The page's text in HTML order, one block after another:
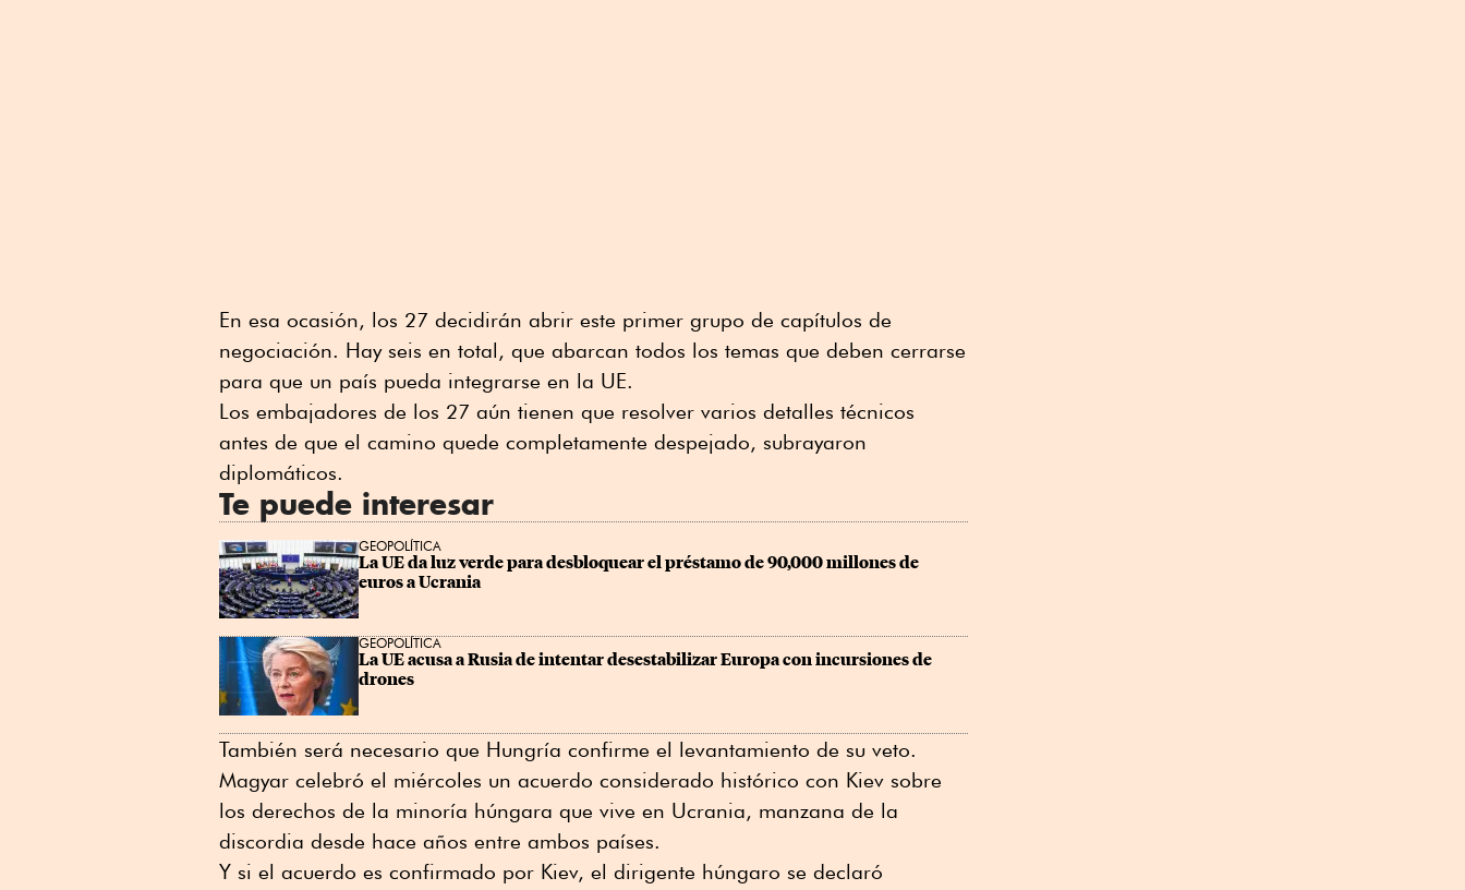
En esa ocasión, los 27 decidirán abrir este primer grupo de capítulos de
negociación. Hay seis en total, que abarcan todos los temas que deben cerrarse
para que un país pueda integrarse en la UE.
Los embajadores de los 27 aún tienen que resolver varios detalles técnicos
antes de que el camino quede completamente despejado, subrayaron
diplomáticos.
Te puede interesar
GEOPOLÍTICA
La UE da luz verde para desbloquear el préstamo de 90,000 millones de
euros a Ucrania
GEOPOLÍTICA
La UE acusa a Rusia de intentar desestabilizar Europa con incursiones de
drones
También será necesario que Hungría confirme el levantamiento de su veto.
Magyar celebró el miércoles un acuerdo considerado histórico con Kiev sobre
los derechos de la minoría húngara que vive en Ucrania, manzana de la
discordia desde hace años entre ambos países.
Y si el acuerdo es confirmado por Kiev, el dirigente húngaro se declaró